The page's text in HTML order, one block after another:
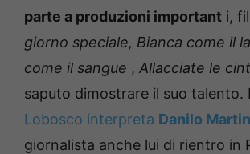
parte a produzioni important i,
giorno speciale, Bianca come il
come il sangue , Allacciate le
saputo dimostrare il suo talento.
Lobosco interpreta Danilo
giornalista anche lui di rientro in